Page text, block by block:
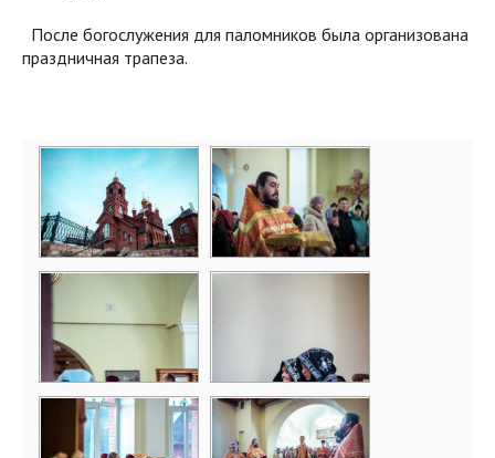
После богослужения для паломников была организована
праздничная трапеза.